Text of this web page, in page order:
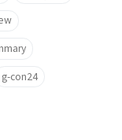
g-con24